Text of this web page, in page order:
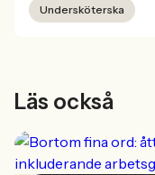
Undersköterska
Läs också